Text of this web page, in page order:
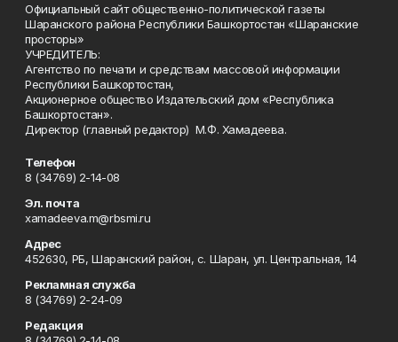
Официальный сайт общественно-политической газеты
Шаранского района Республики Башкортостан «Шаранские
просторы»
УЧРЕДИТЕЛЬ:
Агентство по печати и средствам массовой информации
Республики Башкортостан,
Акционерное общество Издательский дом «Республика
Башкортостан».
Директор (главный редактор) М.Ф. Хамадеева.
Телефон
8 (34769) 2-14-08
Эл. почта
xamadeeva.m@rbsmi.ru
Адрес
452630, РБ, Шаранский район, с. Шаран, ул. Центральная, 14
Рекламная служба
8 (34769) 2-24-09
Редакция